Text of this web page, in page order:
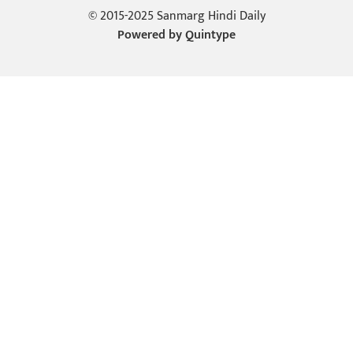
© 2015-2025 Sanmarg Hindi Daily
Powered byQuintype